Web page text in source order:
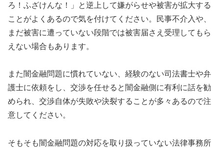
ろ！ふざけんな！」と逆上して嫌がらせや被害が拡大する
ことがよくあるので気を付けてください。民事不介入や、
まだ被害に遭っていない段階では被害届さえ受理してもら
えない場合もあります。
また闇金融問題に慣れていない、経験のない司法書士や弁
護士に依頼をし、交渉を任せると闇金融側に有利に話を勧
められ、交渉自体が失敗や決裂することが多々あるので注
意してください。
そもそも闇金融問題の対応を取り扱っていない法律事務所